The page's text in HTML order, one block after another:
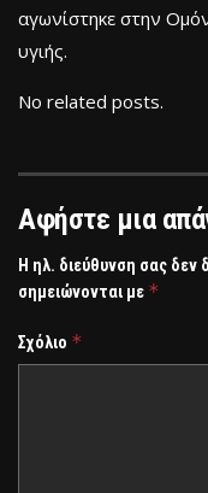
αγωνίστηκε στην
υγιής.
No related posts.
Αφήστε μια
Η ηλ. διεύθυνση σας δεν
σημειώνονται με *
Σχόλιο *